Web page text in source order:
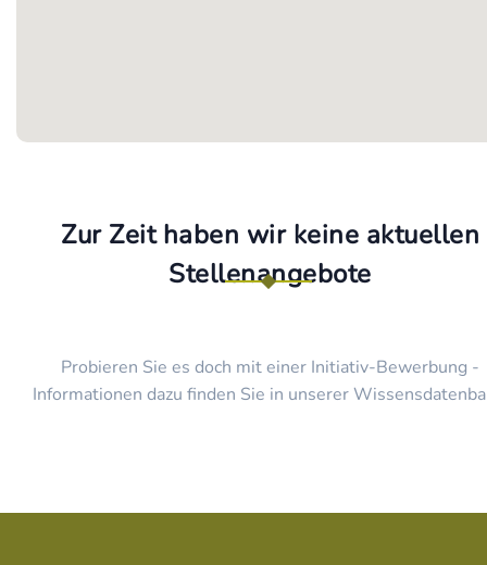
Zur Zeit haben wir keine aktuellen
Stellenangebote
Probieren Sie es doch mit einer Initiativ-Bewerbung -
Informationen dazu finden Sie in unserer